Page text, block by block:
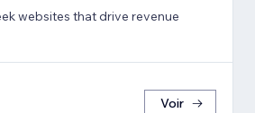
websites that drive revenue
Voir